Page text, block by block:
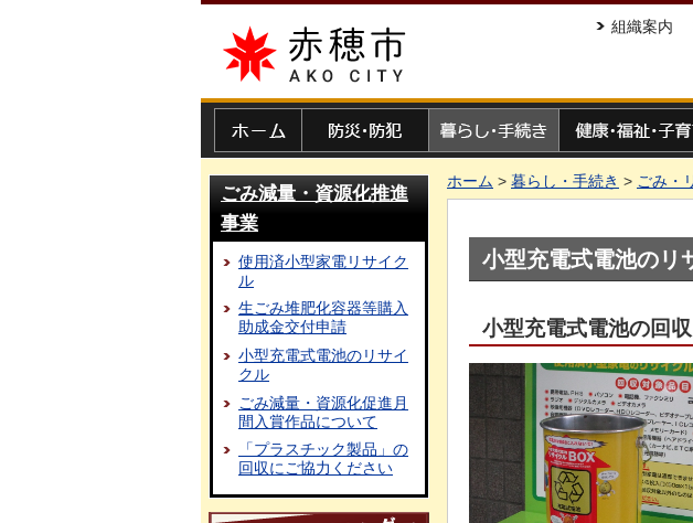
赤穂市 組織案内
ごみ減量・資源化推進
事業
使用済小型家電リサイク
ル
生ごみ堆肥化容器等購入
助成金交付申請
小型充電式電池のリサイ
クル
ごみ減量・資源化促進月
間入賞作品について
「プラスチック製品」の
回収にご協力ください
ホーム > 暮らし・手続き > ごみ・
小型充電式電池のリ
小型充電式電池の回